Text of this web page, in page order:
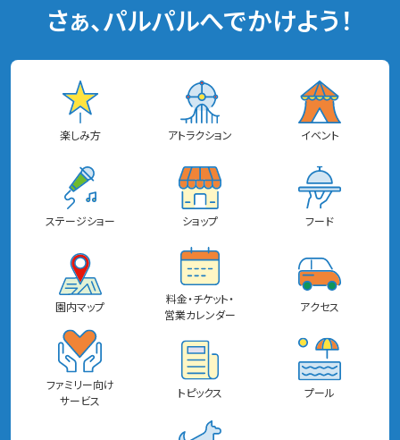
さぁ、パルパルへでかけよう！
楽しみ方 アトラクション イベント
ステージショー ショップ フード
園内マップ
料金・チケット・
営業カレンダー
アクセス
ファミリー向け
サービス
トピックス プール